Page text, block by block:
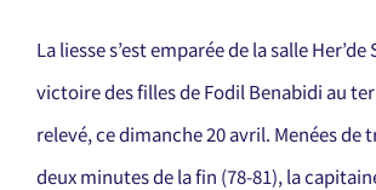
La liesse s’est emparée de la salle
victoire des filles de Fodil Benabidi au
relevé, ce dimanche 20 avril. Menées de
deux minutes de la fin (78-81), la